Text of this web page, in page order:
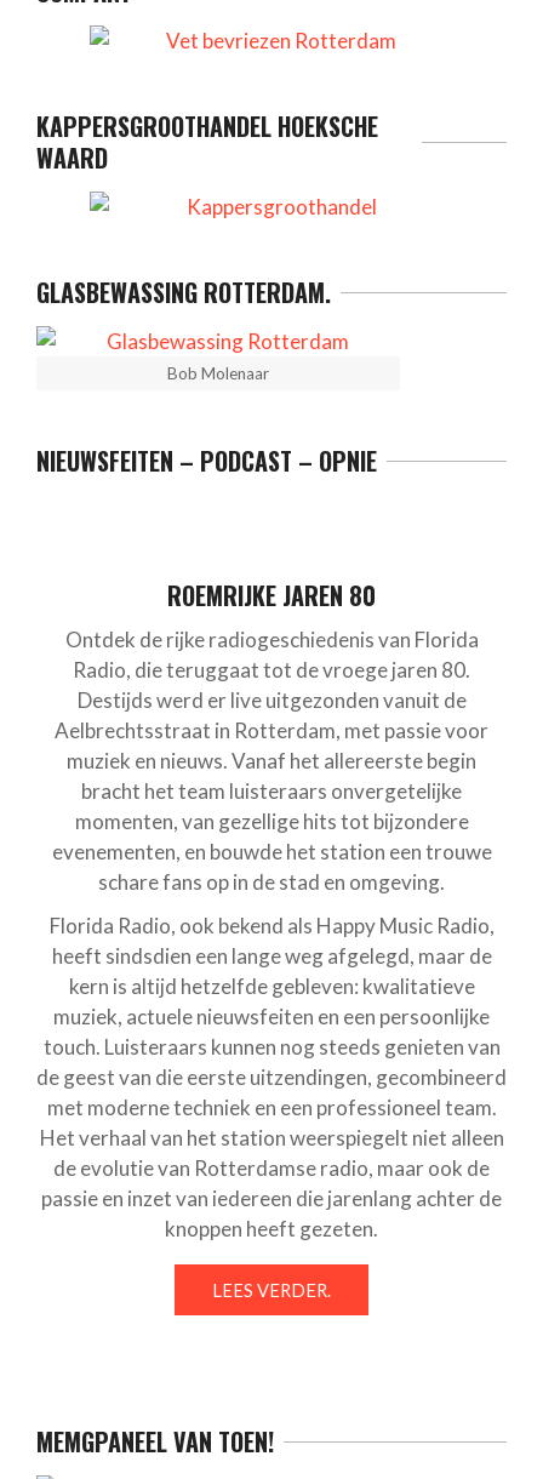
KAPPERSGROOTHANDEL HOEKSCHE
WAARD
GLASBEWASSING ROTTERDAM.
Bob Molenaar
NIEUWSFEITEN – PODCAST – OPNIE
ROEMRIJKE JAREN 80
Ontdek de rijke radiogeschiedenis van Florida
Radio, die teruggaat tot de vroege jaren 80.
Destijds werd er live uitgezonden vanuit de
Aelbrechtsstraat in Rotterdam, met passie voor
muziek en nieuws. Vanaf het allereerste begin
bracht het team luisteraars onvergetelijke
momenten, van gezellige hits tot bijzondere
evenementen, en bouwde het station een trouwe
schare fans op in de stad en omgeving.
Florida Radio, ook bekend als Happy Music Radio,
heeft sindsdien een lange weg afgelegd, maar de
kern is altijd hetzelfde gebleven: kwalitatieve
muziek, actuele nieuwsfeiten en een persoonlijke
touch. Luisteraars kunnen nog steeds genieten van
de geest van die eerste uitzendingen, gecombineerd
met moderne techniek en een professioneel team.
Het verhaal van het station weerspiegelt niet alleen
de evolutie van Rotterdamse radio, maar ook de
passie en inzet van iedereen die jarenlang achter de
knoppen heeft gezeten.
LEES VERDER.
MEMGPANEEL VAN TOEN!